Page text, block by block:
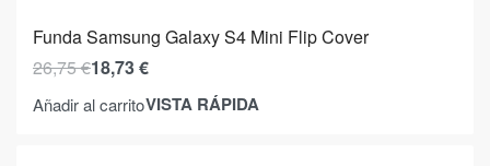
Funda Samsung Galaxy S4 Mini Flip Cover
26,75€18,73€
Añadir al carritoVISTA RÁPIDA